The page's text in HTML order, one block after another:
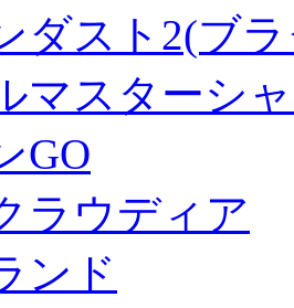
ダスト2(ブ
マスターシ
GO
ラウディア
ンド